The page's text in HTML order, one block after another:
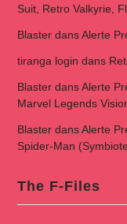
Suit, Retro Valkyrie,
BlasterdansAlerte
tiranga login dans
BlasterdansAlerte
Marvel Legends
BlasterdansAlerte
Spider-Man
The F-Files